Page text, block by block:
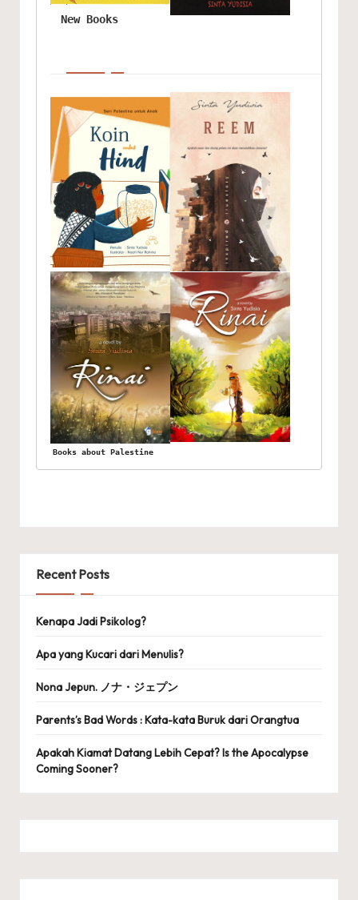
New Books
Books about Palestine
Recent Posts
Kenapa Jadi Psikolog?
Apa yang Kucari dari Menulis?
Nona Jepun. ノナ・ジェプン
Parents’s Bad Words : Kata-kata Buruk dari Orangtua
Apakah Kiamat Datang Lebih Cepat? Is the Apocalypse
Coming Sooner?